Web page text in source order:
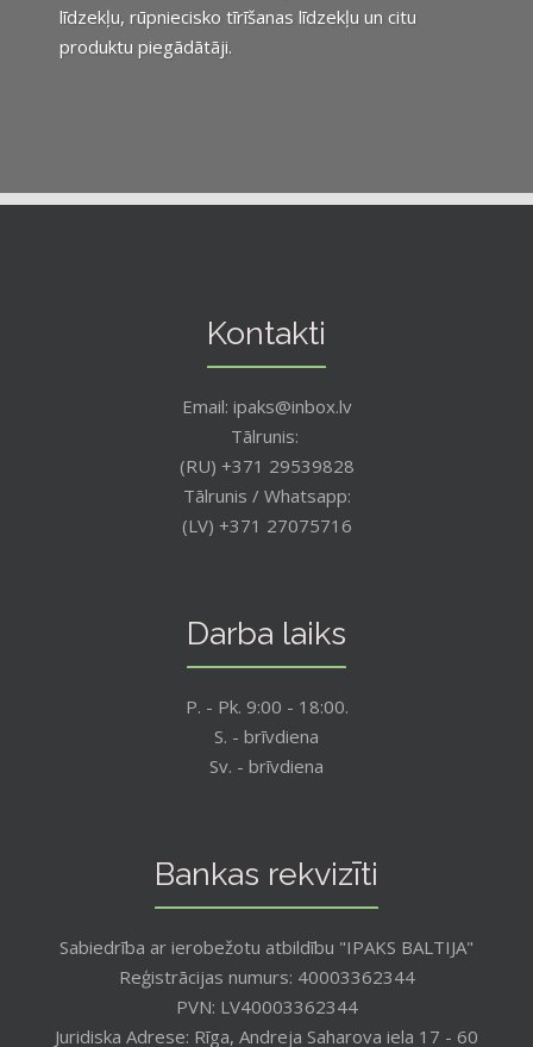
līdzekļu, rūpniecisko tīrīšanas līdzekļu un citu
produktu piegādātāji.
Kontakti
Email: ipaks@inbox.lv
Tālrunis:
(RU) +371 29539828
Tālrunis / Whatsapp:
(LV) +371 27075716
Darba laiks
P. - Pk. 9:00 - 18:00.
S. - brīvdiena
Sv. - brīvdiena
Bankas rekvizīti
Sabiedrība ar ierobežotu atbildību "IPAKS BALTIJA"
Reģistrācijas numurs: 40003362344
PVN: LV40003362344
Juridiska Adrese: Rīga, Andreja Saharova iela 17 - 60